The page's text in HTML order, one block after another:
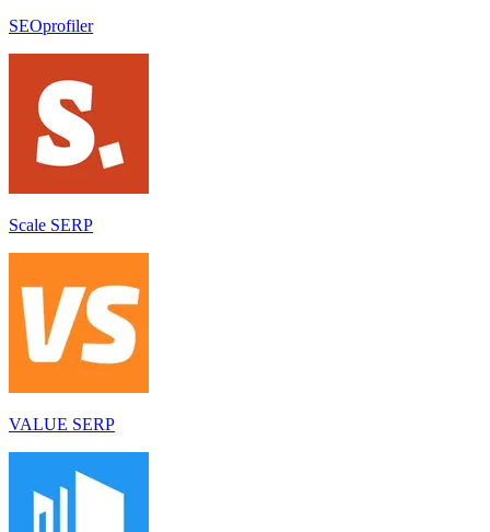
SEOprofiler
Scale SERP
VALUE SERP